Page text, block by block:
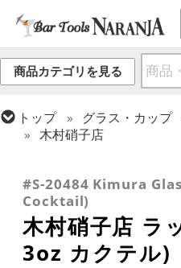
商品カテゴリを見る
トップ グラス・カップ
木村硝子店
カクテルグラス (全サイ
#S-20484 Kimura
Cocktail)
木村硝子店 ラ
3oz カクテル)